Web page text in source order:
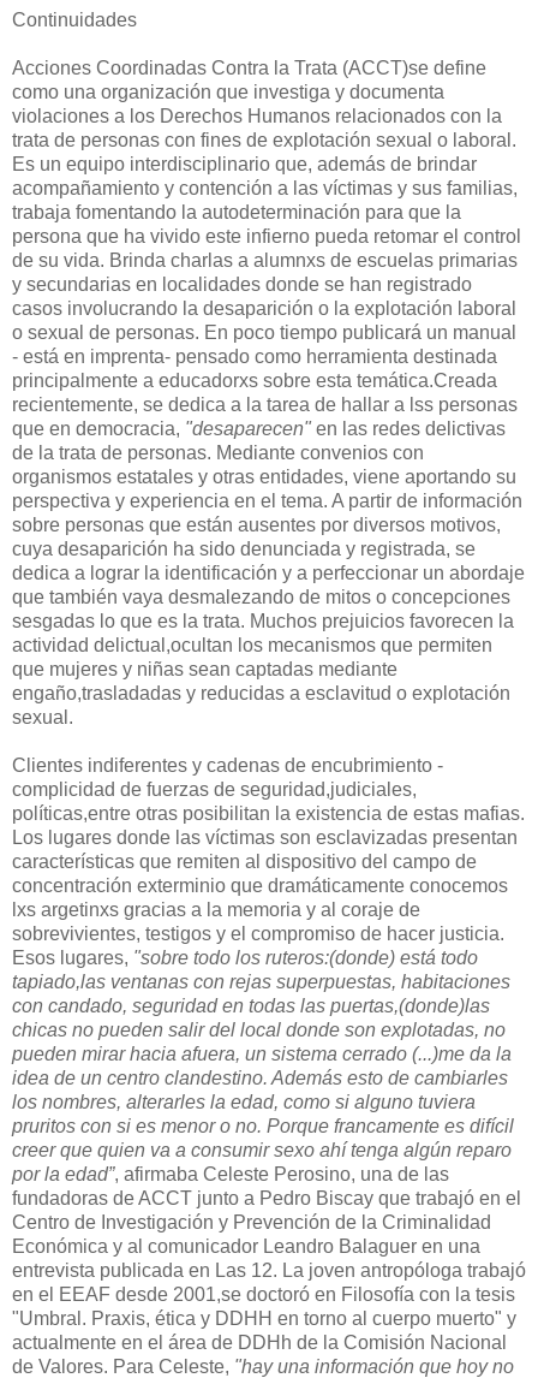
Continuidades
Acciones Coordinadas Contra la Trata (ACCT)se define
como una organización que investiga y documenta
violaciones a los Derechos Humanos relacionados con la
trata de personas con fines de explotación sexual o laboral.
Es un equipo interdisciplinario que, además de brindar
acompañamiento y contención a las víctimas y sus familias,
trabaja fomentando la autodeterminación para que la
persona que ha vivido este infierno pueda retomar el control
de su vida. Brinda charlas a alumnxs de escuelas primarias
y secundarias en localidades donde se han registrado
casos involucrando la desaparición o la explotación laboral
o sexual de personas. En poco tiempo publicará un manual
- está en imprenta- pensado como herramienta destinada
principalmente a educadorxs sobre esta temática.Creada
recientemente, se dedica a la tarea de hallar a lss personas
que en democracia, "desaparecen" en las redes delictivas
de la trata de personas. Mediante convenios con
organismos estatales y otras entidades, viene aportando su
perspectiva y experiencia en el tema. A partir de información
sobre personas que están ausentes por diversos motivos,
cuya desaparición ha sido denunciada y registrada, se
dedica a lograr la identificación y a perfeccionar un abordaje
que también vaya desmalezando de mitos o concepciones
sesgadas lo que es la trata. Muchos prejuicios favorecen la
actividad delictual,ocultan los mecanismos que permiten
que mujeres y niñas sean captadas mediante
engaño,trasladadas y reducidas a esclavitud o explotación
sexual.
Clientes indiferentes y cadenas de encubrimiento -
complicidad de fuerzas de seguridad,judiciales,
políticas,entre otras posibilitan la existencia de estas mafias.
Los lugares donde las víctimas son esclavizadas presentan
características que remiten al dispositivo del campo de
concentración exterminio que dramáticamente conocemos
lxs argetinxs gracias a la memoria y al coraje de
sobrevivientes, testigos y el compromiso de hacer justicia.
Esos lugares, "sobre todo los ruteros:(donde) está todo
tapiado,las ventanas con rejas superpuestas, habitaciones
con candado, seguridad en todas las puertas,(donde)las
chicas no pueden salir del local donde son explotadas, no
pueden mirar hacia afuera, un sistema cerrado (...)me da la
idea de un centro clandestino. Además esto de cambiarles
los nombres, alterarles la edad, como si alguno tuviera
pruritos con si es menor o no. Porque francamente es difícil
creer que quien va a consumir sexo ahí tenga algún reparo
por la edad”, afirmaba Celeste Perosino, una de las
fundadoras de ACCT junto a Pedro Biscay que trabajó en el
Centro de Investigación y Prevención de la Criminalidad
Económica y al comunicador Leandro Balaguer en una
entrevista publicada en Las 12. La joven antropóloga trabajó
en el EEAF desde 2001,se doctoró en Filosofía con la tesis
"Umbral. Praxis, ética y DDHH en torno al cuerpo muerto" y
actualmente en el área de DDHh de la Comisión Nacional
de Valores. Para Celeste, "hay una información que hoy no